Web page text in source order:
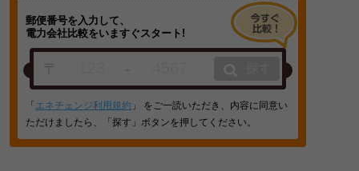
郵便番号を入力して、
電力会社比較をいますぐスタート!
〒 -
「 エネチェンジ利用規約 」 をご一読いただき、内容に同意い
ただけましたら、「探す」ボタンを押してください。